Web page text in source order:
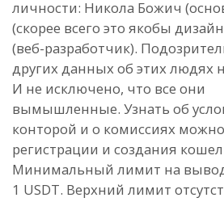
личности: Никола Божич
(скорее всего это якобы
(веб-разработчик).
других данных об этих людях
И не исключено, что все они
вымышленные. Узнать об
конторой и о комиссиях
регистрации и создания
Минимальный лимит на вывод
1 USDT. Верхний лимит